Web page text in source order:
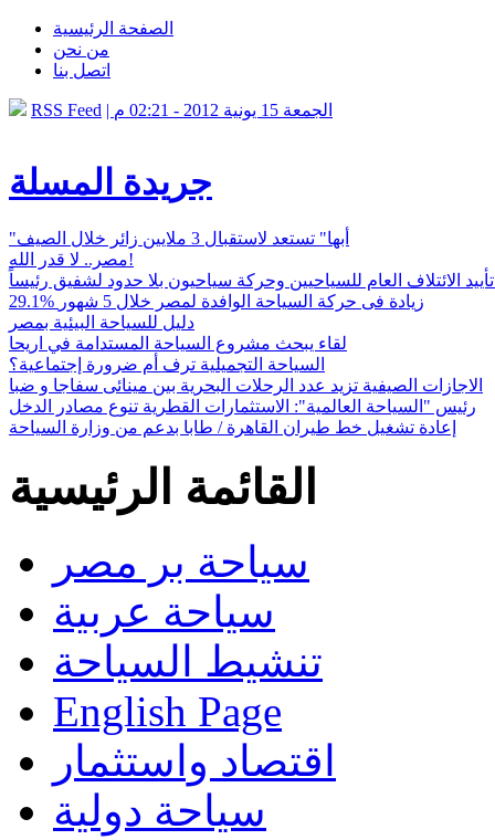
الصفحة الرئيسية
من نحن
اتصل بنا
RSS Feed | الجمعة 15 يونية 2012 - 02:21 م
جريدة المسلة
"أبها" تستعد لاستقبال 3 ملايين زائر خلال الصيف
مصر.. لا قدر الله!
الائتلاف العام للسياحيين وحركة سياحيون بلا حدود لشفيق رئيساً
29.1% زيادة فى حركة السياحة الوافدة لمصر خلال 5 شهور
دليل للسياحة البيئية بمصر
لقاء يبحث مشروع السياحة المستدامة في اريحا
السياحة التجميلية ترف أم ضرورة إجتماعية؟
الاجازات الصيفية تزيد عدد الرحلات البحرية بين مينائى سفاجا و ضبا
رئيس "السياحة العالمية": الاستثمارات القطرية تنوع مصادر الدخل
إعادة تشغيل خط طيران القاهرة / طابا بدعم من وزارة السياحة
القائمة الرئيسية
سياحة بر مصر
سياحة عربية
تنشيط السياحة
English Page
اقتصاد واستثمار
سياحة دولية